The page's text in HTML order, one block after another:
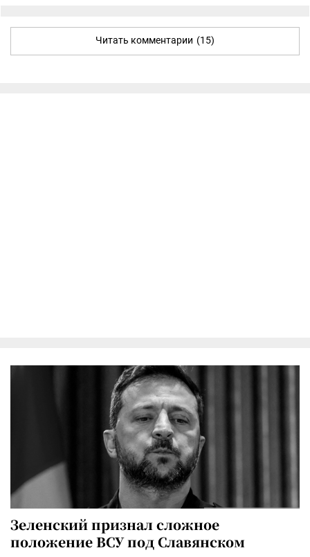
Читать комментарии (15)
Зеленский признал сложное
положение ВСУ под Славянском